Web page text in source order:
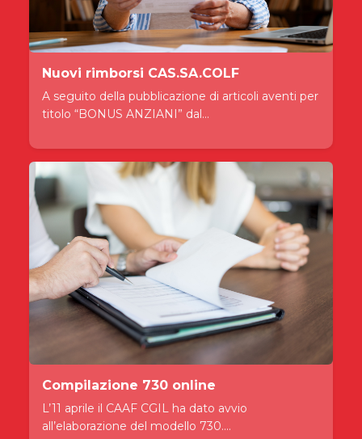
Nuovi rimborsi CAS.SA.COLF
A seguito della pubblicazione di articoli aventi per
titolo “BONUS ANZIANI” dal...
Compilazione 730 online
L’11 aprile il CAAF CGIL ha dato avvio
all’elaborazione del modello 730....